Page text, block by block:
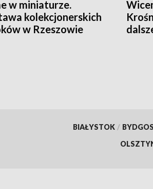
w miniaturze.
kolekcjonerskich
w Rzeszowie
BIAŁYSTOK /